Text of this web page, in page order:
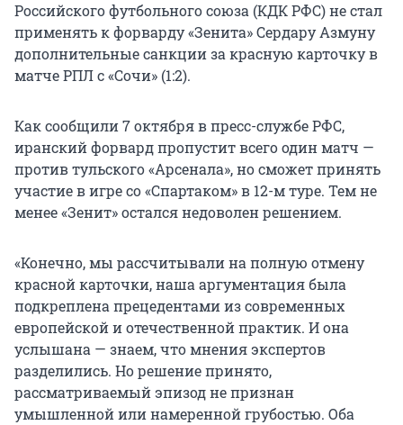
Российского футбольного союза (КДК РФС) не стал
применять к форварду «Зенита» Сердару Азмуну
дополнительные санкции за красную карточку в
матче РПЛ с «Сочи» (1:2).
Как сообщили 7 октября в пресс-службе РФС,
иранский форвард пропустит всего один матч —
против тульского «Арсенала», но сможет принять
участие в игре со «Спартаком» в 12-м туре. Тем не
менее «Зенит» остался недоволен решением.
«Конечно, мы рассчитывали на полную отмену
красной карточки, наша аргументация была
подкреплена прецедентами из современных
европейской и отечественной практик. И она
услышана — знаем, что мнения экспертов
разделились. Но решение принято,
рассматриваемый эпизод не признан
умышленной или намеренной грубостью. Оба